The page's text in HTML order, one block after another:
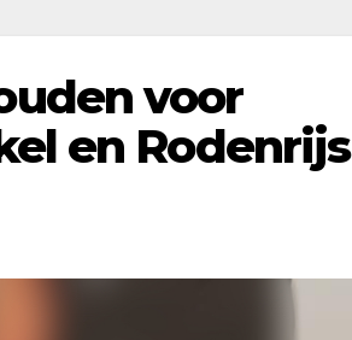
voor
en Rodenrijs